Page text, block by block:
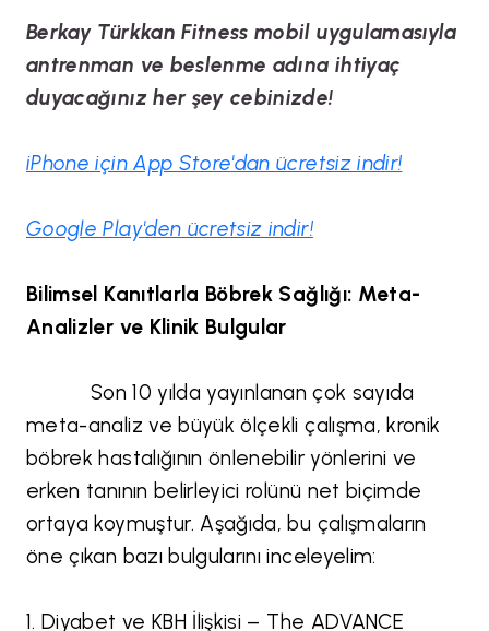
Berkay Türkkan Fitness mobil uygulamasıyla
antrenman ve beslenme adına ihtiyaç
duyacağınız her şey cebinizde!
iPhone için App Store'dan ücretsiz indir!
Google Play'den ücretsiz indir!
Bilimsel Kanıtlarla Böbrek Sağlığı: Meta-
Analizler ve Klinik Bulgular
Son 10 yılda yayınlanan çok sayıda
meta-analiz ve büyük ölçekli çalışma, kronik
böbrek hastalığının önlenebilir yönlerini ve
erken tanının belirleyici rolünü net biçimde
ortaya koymuştur. Aşağıda, bu çalışmaların
öne çıkan bazı bulgularını inceleyelim:
1. Diyabet ve KBH İlişkisi – The ADVANCE